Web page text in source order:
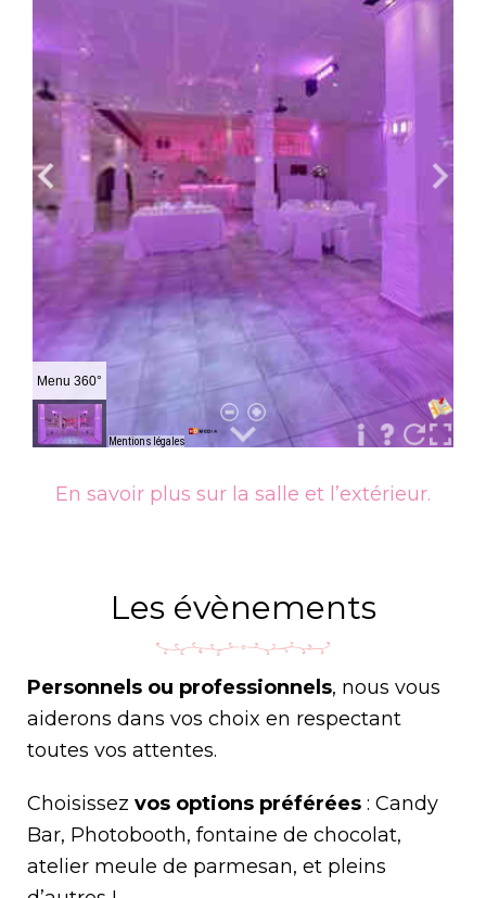
En savoir plus sur la salle et l’extérieur.
Les évènements
Personnels ou professionnels, nous vous
aiderons dans vos choix en respectant
toutes vos attentes.
Choisissez vos options préférées : Candy
Bar, Photobooth, fontaine de chocolat,
atelier meule de parmesan, et pleins